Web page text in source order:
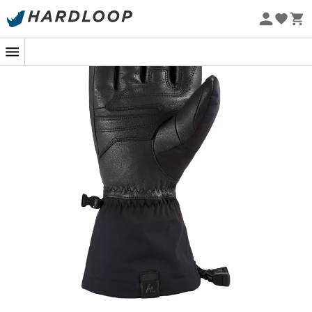
-5% Extra - Code Summer5
Excursion GlovesindSkihandschuhe
von der MarkeDakine , ideal für Backcountry-Skiing
Freeride-Skiing
, unabhängig von den
Wetterbedingungen. Ausgestattet mit der
Active Membran
Excursion Glove
atmungsaktiv winddicht
somit ein optimales Feuchtigkeitsmanagement und